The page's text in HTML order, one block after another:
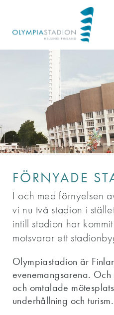
content
FÖRNYADE
I och med förnyelsen
vi nu två stadion i
intill stadion har
motsvarar ett
Olympiastadion är
evenemangsarena.
och omtalade
underhållning och turism.